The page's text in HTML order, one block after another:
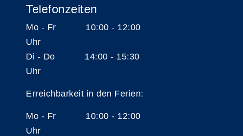
Telefonzeiten
Mo - Fr 10:00 - 12:00
Uhr
Di - Do 14:00 - 15:30
Uhr
Erreichbarkeit in den Ferien:
Mo - Fr 10:00 - 12:00
Uhr